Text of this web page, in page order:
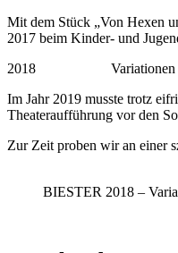
Mit dem Stück „Von Hexen
2017 beim Kinder- und
2018 Variationen
Im Jahr 2019 musste trotz
Theateraufführung vor den
Zur Zeit proben wir an einer
BIESTER 2018 –